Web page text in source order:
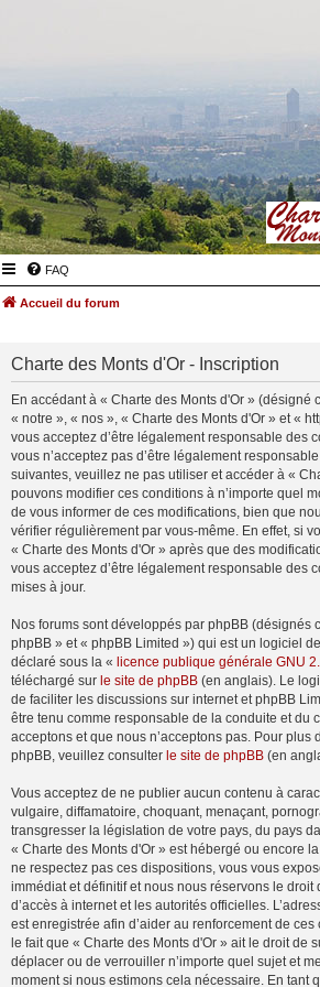
FAQ
Accueil du forum
Charte des Monts d'Or - Inscription
En accédant à « Charte des Monts d'Or » (désigné
« notre », « nos », « Charte des Monts d'Or » et «
vous acceptez d’être légalement responsable des
vous n’acceptez pas d’être légalement
suivantes, veuillez ne pas utiliser et accéder à «
pouvons modifier ces conditions à n’importe quel
de vous informer de ces modifications, bien que
vérifier régulièrement par vous-même. En effet, si
« Charte des Monts d'Or » après que des
vous acceptez d’être légalement responsable des
mises à jour.
Nos forums sont développés par phpBB (désignés
phpBB » et « phpBB Limited ») qui est un logiciel
déclaré sous la « licence publique générale GNU
téléchargé sur le site de phpBB (en anglais). Le
de faciliter les discussions sur internet et phpBB
être tenu comme responsable de la conduite et du
acceptons et que nous n’acceptons pas. Pour plus
phpBB, veuillez consulter le site de phpBB (en
Vous acceptez de ne publier aucun contenu à
vulgaire, diffamatoire, choquant, menaçant,
transgresser la législation de votre pays, du pays
« Charte des Monts d'Or » est hébergé ou encore
ne respectez pas ces dispositions, vous vous
immédiat et définitif et nous nous réservons le droit
d’accès à internet et les autorités officielles.
est enregistrée afin d’aider au renforcement de
le fait que « Charte des Monts d'Or » ait le droit de
déplacer ou de verrouiller n’importe quel sujet et
moment si nous estimons cela nécessaire. En tant